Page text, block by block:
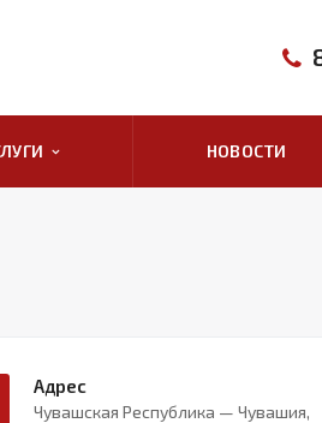
НОВОСТИ
Адрес
Чувашская Республика — Чувашия,